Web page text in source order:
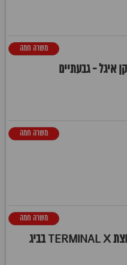
משרה חמה
משרה חמה
מנהלי חנויות לחנויות הדגל של קבוצת TERMINAL X בביג
משרה חמה